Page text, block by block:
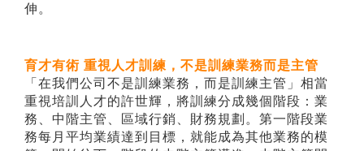
伸。
育才有術 重視人才訓練，不是訓練業務而是主管
「在我們公司不是訓練業務，而是訓練主管」相當
重視培訓人才的許世輝，將訓練分成幾個階段：業
務、中階主管、區域行銷、財務規劃。第一階段業
務每月平均業績達到目標，就能成為其他業務的模